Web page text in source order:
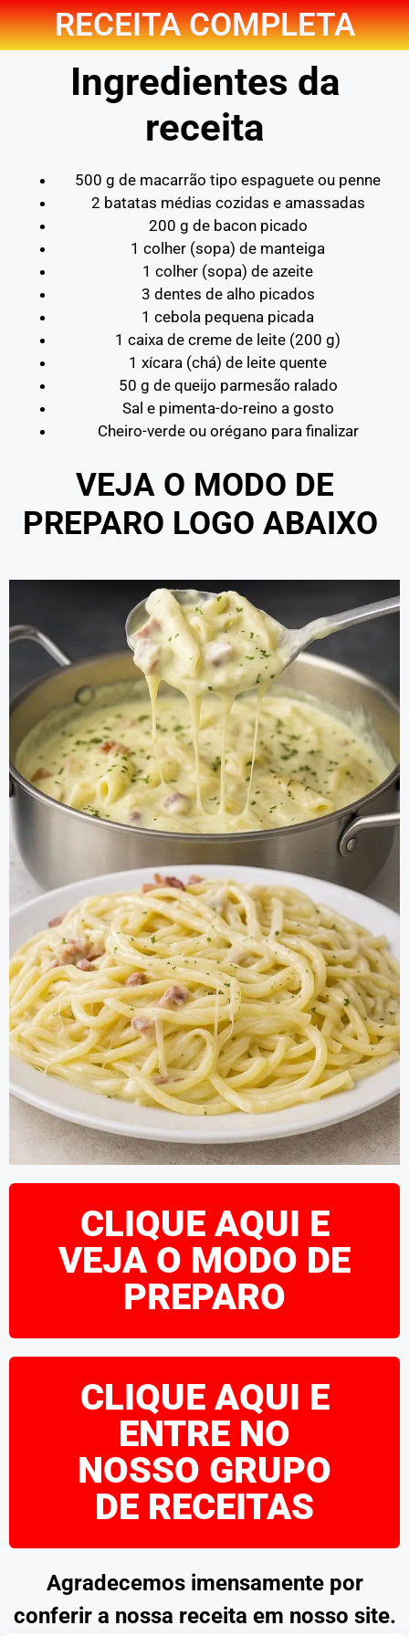
RECEITA COMPLETA
Ingredientes da
receita
500 g de macarrão tipo espaguete ou penne
2 batatas médias cozidas e amassadas
200 g de bacon picado
1 colher (sopa) de manteiga
1 colher (sopa) de azeite
3 dentes de alho picados
1 cebola pequena picada
1 caixa de creme de leite (200 g)
1 xícara (chá) de leite quente
50 g de queijo parmesão ralado
Sal e pimenta-do-reino a gosto
Cheiro-verde ou orégano para finalizar
VEJA O MODO DE
PREPARO LOGO ABAIXO
CLIQUE AQUI E
VEJA O MODO DE
PREPARO
CLIQUE AQUI E
ENTRE NO
NOSSO GRUPO
DE RECEITAS
Agradecemos imensamente por
conferir a nossa receita em nosso site.